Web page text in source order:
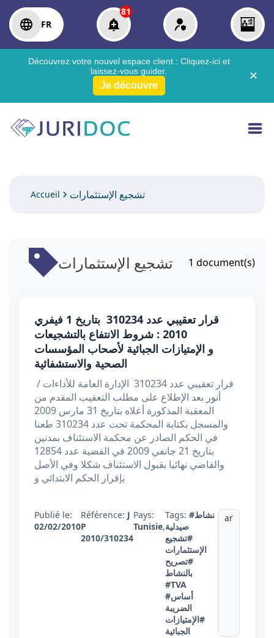
FR
81
Découvrez votre nouvel espace client : Cliquez-ici et
laissez-vous guider.
Je découvre
✕
Accueil تشجيع الإستثمارات
تشجيع الإستثمارات 1 document(s)
قرار تعقيبي عدد 310234 بتاريخ 1 فيفري
2010 : شروط الانتفاع بالتشجيعات
و الإمتيازات الجبائية لأصحاب المؤسسات
الصحية والاستشفائية
أنور بعد الإطلاع على مطلب التعقيب المقدم من
المعقبة المذكورة أعلاه بتاريخ 31 مارس 2009
والمسجل بكتابة المحكمة تحت عدد 310234 طعنا
في الحكم الصادر عن محكمة الاستئناف بمدنين
بتاريخ 21 جانفي 2009 في القضية عدد 12854
والقاضي نهائيا بقبول الاستئناف شكلا وفي الأصل
بإقرار الحكم الابتدائي و
Publié le:
02/02/2010
Référence: J
P
2010/310234
Pays:
Tunisie,
Tags: #نشاط
صيدلية
#تشجيع
الإستثمارات
#تصريح
بالنشاط
#TVA
#أساس
الضريبة
#الإمتيازات
الجبائية
ar